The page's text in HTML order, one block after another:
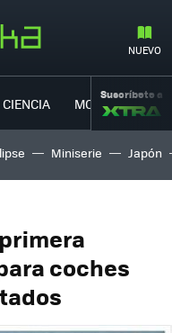
NUEVO
CIENCIA MOVILIDAD
Suscríbete a
Miniserie Japón
coches